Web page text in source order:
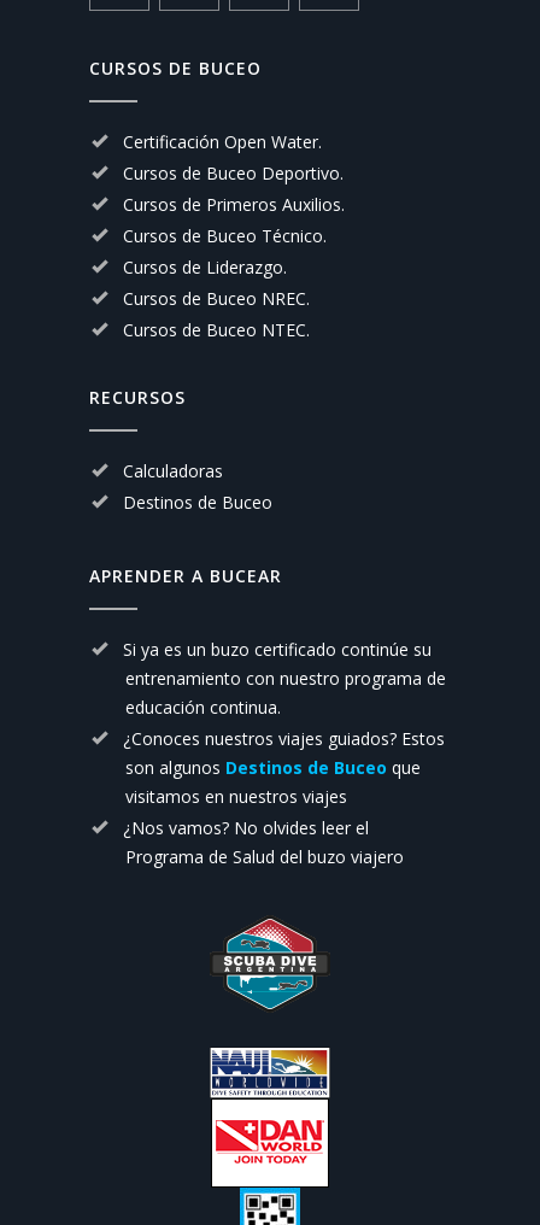
CURSOS DE BUCEO
Certificación Open Water.
Cursos de Buceo Deportivo.
Cursos de Primeros Auxilios.
Cursos de Buceo Técnico.
Cursos de Liderazgo.
Cursos de Buceo NREC.
Cursos de Buceo NTEC.
RECURSOS
Calculadoras
Destinos de Buceo
APRENDER A BUCEAR
Si ya es un buzo certificado continúe su
entrenamiento con nuestro programa de
educación continua.
¿Conoces nuestros viajes guiados? Estos
son algunos Destinos de Buceo que
visitamos en nuestros viajes
¿Nos vamos? No olvides leer el
Programa de Salud del buzo viajero